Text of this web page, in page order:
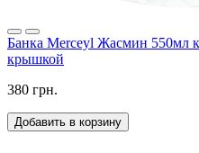
Банка Merceyl Жасмин 550мл
крышкой
380 грн.
Добавить в корзину